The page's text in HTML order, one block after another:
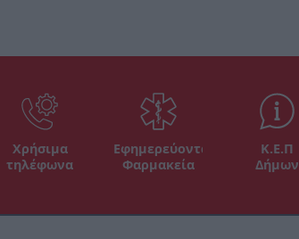
Χρήσιμα
τηλέφωνα
Εφημερεύοντα
Φαρμακεία
Κ.Ε.Π
Δήμων